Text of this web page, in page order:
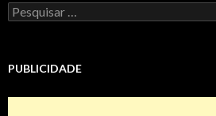
Pesquisar
por:
PUBLICIDADE